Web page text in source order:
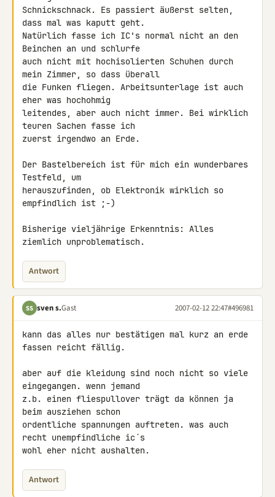
Schnickschnack. Es passiert äußerst selten,
dass mal was kaputt geht.
Natürlich fasse ich IC's normal nicht an den
Beinchen an und schlurfe
auch nicht mit hochisolierten Schuhen durch
mein Zimmer, so dass überall
die Funken fliegen. Arbeitsunterlage ist auch
eher was hochohmig
leitendes, aber auch nicht immer. Bei wirklich
teuren Sachen fasse ich
zuerst irgendwo an Erde.
Der Bastelbereich ist für mich ein wunderbares
Testfeld, um
herauszufinden, ob Elektronik wirklich so
empfindlich ist ;-)
Bisherige vieljährige Erkenntnis: Alles
ziemlich unproblematisch.
Antwort
SS sven s.Gast 2007-02-12 22:47#496981
kann das alles nur bestätigen mal kurz an erde
fassen reicht fällig.
aber auf die kleidung sind noch nicht so viele
eingegangen. wenn jemand
z.b. einen fliespullover trägt da können ja
beim ausziehen schon
ordentliche spannungen auftreten. was auch
recht unempfindliche ic´s
wohl eher nicht aushalten.
Antwort